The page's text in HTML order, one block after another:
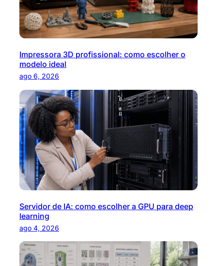
Impressora 3D profissional: como escolher o
modelo ideal
ago 6, 2026
Servidor de IA: como escolher a GPU para deep
learning
ago 4, 2026